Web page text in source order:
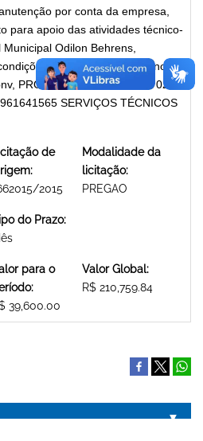
por conta da empresa,
para apoio das atividades técnico-
Odilon Behrens,
comerciais contidas no
PROC DE COMPRA DE Nº 02-
SERVIÇOS TÉCNICOS
de
2015
Modalidade da
licitação:
PREGAO
do Prazo:
para o
39,600.00
Valor Global:
R$ 210,759.84